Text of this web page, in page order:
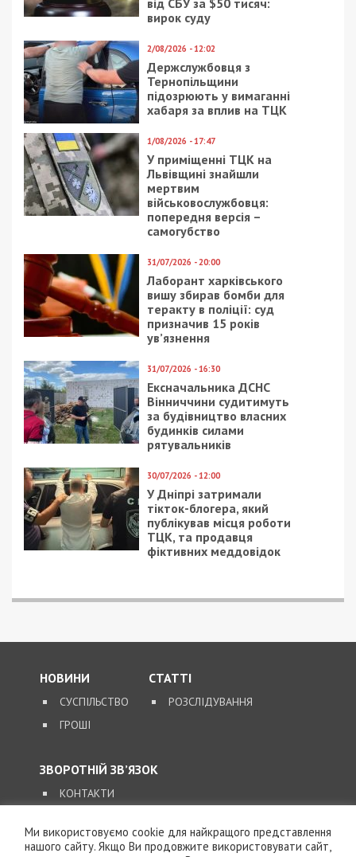
Именно этим мотивировали свой протест
активисты “С14”.
Мы подошли к директору и попросили убрать картины,
противоречащие закону. Она отказалась, мы вызвали
полицию. Со своей стороны они вызвали частную
охранную фирму “Крок”. Я буду писать заявление о
нарушении закона. Будем описывать картины, пусть их
либо снимают, либо закрывают отель и не
демонстрируют их публично, – рассказал активист
“С14” Кирилл Дороленко.
Администрация отеля заявляет, что картины из
частной коллекции, их развесил владелец отеля.
Нарушением закона это не считают. Визит
активистов “С14” крайне напугал работников, так
как протестующие были в балаклавах. Директор
“Академии” в сердцах даже назвала их
“агентами ФСБ”. В отель приехала следственно-
оперативная группа днепровской полиции,
которая и будет разбираться в ситуации.
Facebook
Telegram
Twitter
WhatsApp
ViberEmail
Категории: Головне за день
Метки:декоммунизация
Рекламні блоки дають нам змогу
залишатися незалежними ЗМІ, а вам -
Приєднуйтесь також до 49000 в Google News. Слідкуйте
Приєднатися
Ми використовуємо cookie для найкращого представлення
нашого сайту. Якщо Ви продовжите використовувати сайт,